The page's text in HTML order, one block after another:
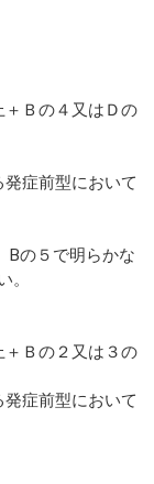
＋Ｂの４又はＤの
症前型において
Bの５で明らかな
。
＋Ｂの２又は３の
症前型において